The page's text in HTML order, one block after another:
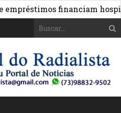
financiam hospitais